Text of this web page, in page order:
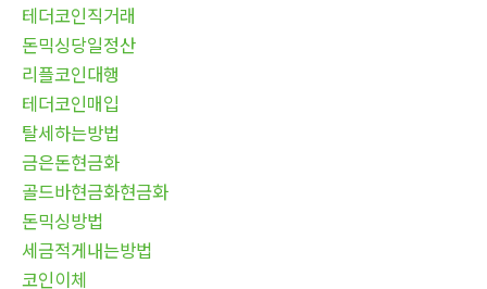
테더코인직거래
돈믹싱당일정산
리플코인대행
테더코인매입
탈세하는방법
금은돈현금화
골드바현금화현금화
돈믹싱방법
세금적게내는방법
코인이체